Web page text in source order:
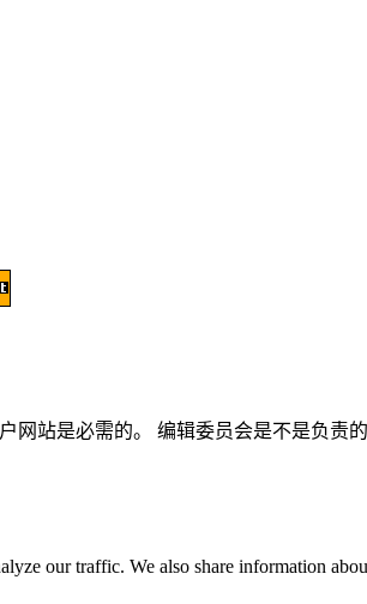
站是必需的。 编辑委员会是不是负责
our traffic. We also share information